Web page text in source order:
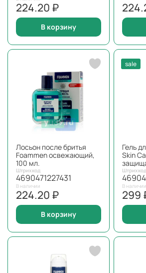
224.20 ₽
В корзину
Лосьон после бритья
Foammen освежающий,
100 мл.
Штрихкод
4690471227431
В наличии
224.20 ₽
В корзину
sale
Гель
Skin
Штрихкод
В наличии
299